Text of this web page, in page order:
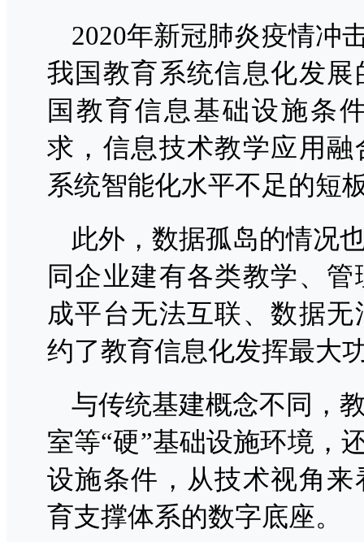
2020年新冠肺炎疫情冲
我国教育系统信息化发
国教育信息基础设施条
求，信息技术教学应用
系统智能化水平不足的短
此外，数据孤岛的情况
同企业建有各类教学、
成平台无法互联、数据
约了教育信息化发挥最大
与传统基建概念不同，
室等“硬”基础设施环境，
设施条件，从技术视角
育支撑体系的数字底座。